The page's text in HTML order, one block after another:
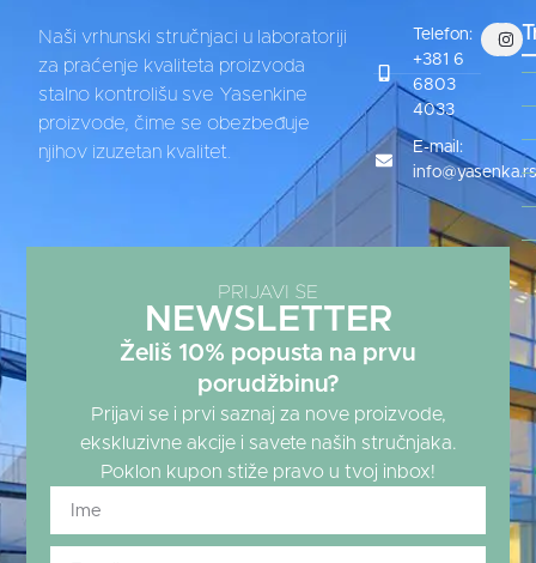
Naši vrhunski stručnjaci u laboratoriji
za praćenje kvaliteta proizvoda
stalno kontrolišu sve Yasenkine
proizvode, čime se obezbeđuje
njihov izuzetan kvalitet.
Telefon:
+381 6
6803
4033
E-mail:
info@yasenka.rs
PRIJAVI SE
NEWSLETTER
Želiš 10% popusta na prvu
porudžbinu?
Prijavi se i prvi saznaj za nove proizvode,
ekskluzivne akcije i savete naših stručnjaka.
Poklon kupon stiže pravo u tvoj inbox!